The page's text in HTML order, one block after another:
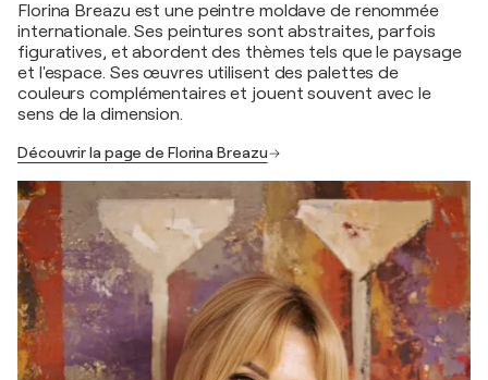
Florina Breazu est une peintre moldave de renommée
internationale. Ses peintures sont abstraites, parfois
figuratives, et abordent des thèmes tels que le paysage
et l'espace. Ses œuvres utilisent des palettes de
couleurs complémentaires et jouent souvent avec le
sens de la dimension.
Découvrir la page de Florina Breazu